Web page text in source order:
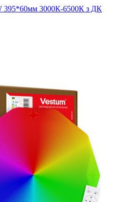
395*60мм 3000К-6500К з ДК